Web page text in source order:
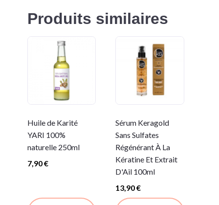
Produits similaires
Huile de Karité
YARI 100%
naturelle 250ml
7,90€
Sérum Keragold
Sans Sulfates
Régénérant À La
Kératine Et Extrait
D'Ail 100ml
13,90€